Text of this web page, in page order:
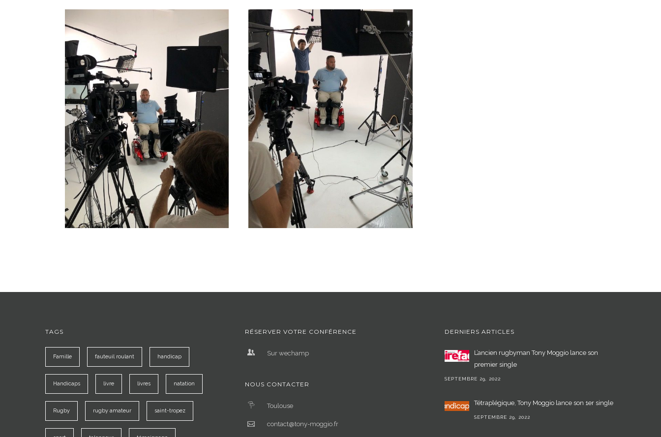
TAGS
Famille fauteuil roulant handicap
Handicaps livre livres natation
Rugby rugby amateur saint-tropez
RÉSERVER VOTRE CONFÉRENCE
Sur wechamp
NOUS CONTACTER
Toulouse
contact@tony-moggio.fr
DERNIERS ARTICLES
L’ancien rugbyman Tony Moggio lance son
premier single
SEPTEMBRE 29, 2022
Tétraplégique, Tony Moggio lance son 1er single
SEPTEMBRE 29, 2022